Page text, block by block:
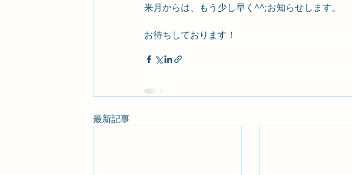
来月からは、もう少し早く^^;お知らせします。
お待ちしております！
最新記事